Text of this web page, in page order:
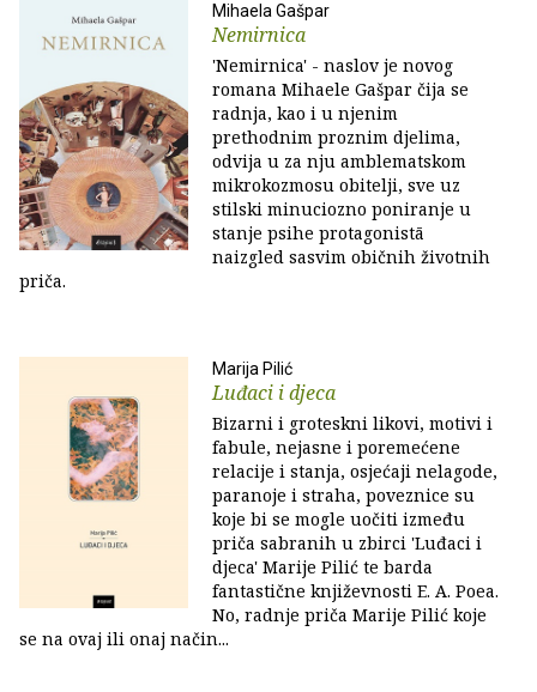
Mihaela Gašpar
Nemirnica
'Nemirnica' - naslov je novog
romana Mihaele Gašpar čija se
radnja, kao i u njenim
prethodnim proznim djelima,
odvija u za nju amblematskom
mikrokozmosu obitelji, sve uz
stilski minuciozno poniranje u
stanje psihe protagonistā
naizgled sasvim običnih životnih
priča.
Marija Pilić
Luđaci i djeca
Bizarni i groteskni likovi, motivi i
fabule, nejasne i poremećene
relacije i stanja, osjećaji nelagode,
paranoje i straha, poveznice su
koje bi se mogle uočiti između
priča sabranih u zbirci 'Luđaci i
djeca' Marije Pilić te barda
fantastične književnosti E. A. Poea.
No, radnje priča Marije Pilić koje
se na ovaj ili onaj način...